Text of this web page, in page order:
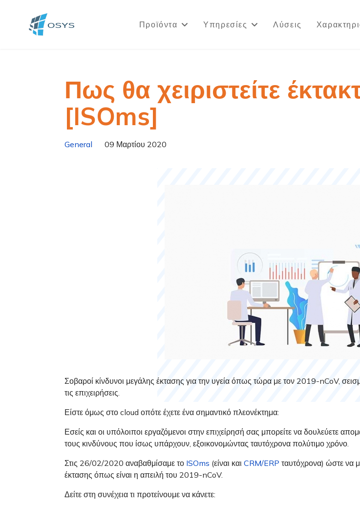
Προϊόντα Υπηρεσίες Λύσεις
Πως θα χειριστείτε
[ISOms]
General 09 Μαρτίου 2020
Σοβαροί κίνδυνοι μεγάλης έκτασης για την υγεία όπως τώρα με τον 2019-nCoV,
τις επιχειρήσεις.
Είστε όμως στο cloud οπότε έχετε ένα σημαντικό πλεονέκτημα:
Εσείς και οι υπόλοιποι εργαζόμενοι στην επιχείρησή σας μπορείτε να δουλεύετε
τους κινδύνους που ίσως υπάρχουν, εξοικονομώντας ταυτόχρονα πολύτιμο χρόνο.
Στις 26/02/2020 αναβαθμίσαμε το ISOms (είναι και CRM/ERP ταυτόχρονα) ώστε να
έκτασης όπως είναι η απειλή του 2019-nCoV.
Δείτε στη συνέχεια τι προτείνουμε να κάνετε: